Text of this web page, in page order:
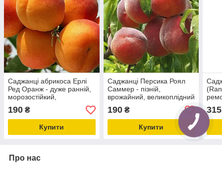
Саджанці абрикоса Ерлі
Ред Оранж - дуже ранній,
морозостійкий,
врожайний.
190 ₴
Купити
Саджанці Персика Роял
Саммер - пізній,
врожайний, великоплідний
190₴
Купити
315
Про нас